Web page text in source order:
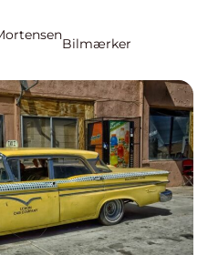
Bilmærker